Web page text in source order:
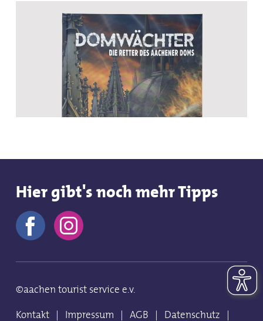
Hier gibt's noch mehr Tipps
©aachen tourist service e.v.
Kontakt | Impressum | AGB | Datenschutz |